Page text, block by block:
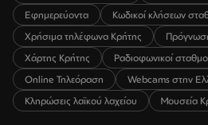
Εφημερεύοντα
Κωδικοί κλήσεων
Χρήσιμα τηλέφωνα Κρήτης
Χάρτης Κρήτης
Ραδιοφωνικοί
Online Τηλεόραση
Webcams στην
Κληρώσεις λαϊκού λαχείου
Μουσεία